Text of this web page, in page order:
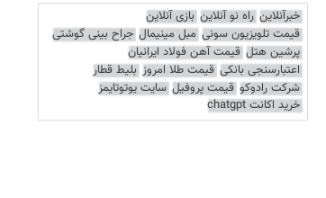
خبرآنلاین راه نو آنلاین بازی آنلاین
قیمت تلویزیون سونی مبل مینیمال جراح بینی گوشتی
پرشین هتل قیمت آهن فولاد ایرانیان
اعتبارسنجی بانکی قیمت طلا امروز بلیط قطار
شرکت رادوکو قیمت پروفیل سایت یوتوتایمز
خرید اکانت chatgpt